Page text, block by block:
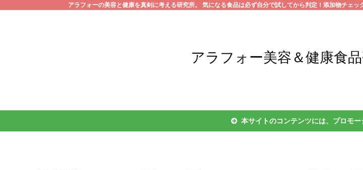
アラフォーの美容と健康を真剣に考える研究所。 気になる食品は必ず自分で試してから判定！添加物チェ
アラフォー美容＆健康食
本サイトのコンテンツには、プロモー